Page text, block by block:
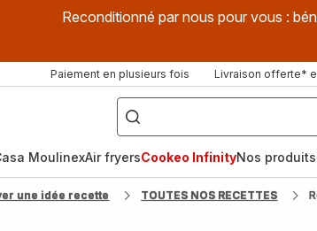
Reconditionné par nous pour vous :
Paiement en plusieurs fois Livraison offerte*
["Que
recherchez-
vous
?",
fryer",
"Companion"]
MoulinexAir fryersCookeo InfinityNos produits
une idée recette TOUTES NOS RECETTES